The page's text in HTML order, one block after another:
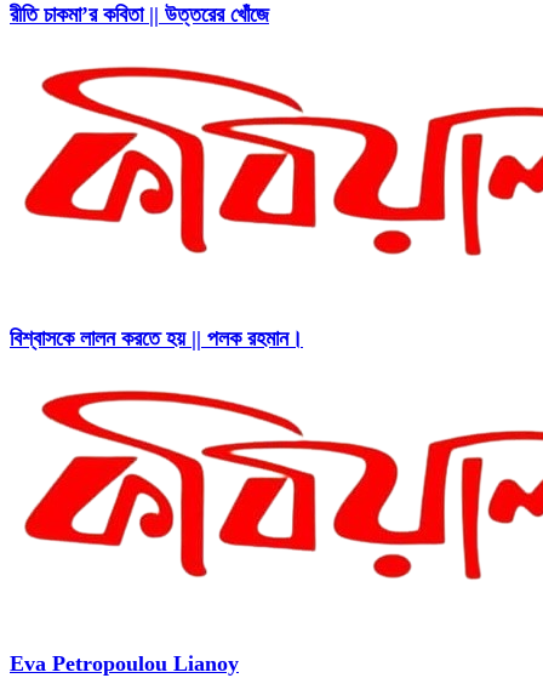
রীতি চাকমা’র কবিতা || উত্তরের খোঁজে
বিশ্বাসকে লালন করতে হয় || পলক রহমান।
Eva Petropoulou Lianoy